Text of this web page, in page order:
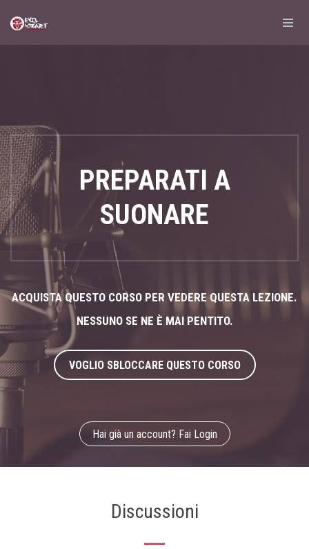
PREPARATI A
SUONARE
ACQUISTA QUESTO CORSO PER VEDERE QUESTA LEZIONE.
NESSUNO SE NE È MAI PENTITO.
VOGLIO SBLOCCARE QUESTO CORSO
Hai già un account? Fai Login
Discussioni